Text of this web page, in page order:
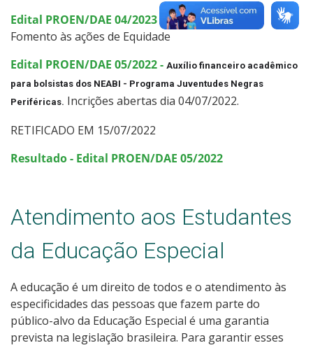
Edital PROEN/DAE 04/2023 - Edital Piloto para
Fomento às ações de Equidade
Edital PROEN/DAE 05/2022 - Auxílio financeiro acadêmico
para bolsistas dos NEABI - Programa Juventudes Negras
Periféricas. Incrições abertas dia 04/07/2022.
RETIFICADO EM 15/07/2022
Resultado - Edital PROEN/DAE 05/2022
Atendimento aos Estudantes
da Educação Especial
A educação é um direito de todos e o atendimento às
especificidades das pessoas que fazem parte do
público-alvo da Educação Especial é uma garantia
prevista na legislação brasileira. Para garantir esses